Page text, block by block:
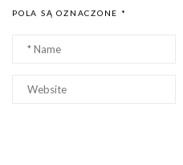
POLA SĄ OZNACZONE *
Nazwa
Witryna